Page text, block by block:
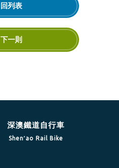
回列表
下一則
深澳鐵道自行車
Shen′ao Rail Bike